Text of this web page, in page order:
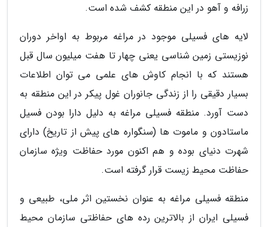
زرافه و آهو در این منطقه کشف شده است.
لایه های فسیلی موجود در مراغه مربوط به اواخر دوران
نوزیستی زمین شناسی یعنی چهار تا هفت میلیون سال قبل
هستند که با انجام کاوش های علمی می توان اطلاعات
بسیار دقیقی را از زندگی جانوران غول پیکر در این منطقه به
دست آورد. منطقه فسیلی مراغه به دلیل دارا بودن فسیل
ماستادون و ماموت ها (سنگواره های پیش از تاریخ) دارای
شهرت دنیای بوده و هم اکنون مورد حفاظت ویژه سازمان
حفاظت محیط زیست قرار گرفته است.
منطقه فسیلی مراغه به عنوان نخستین اثر ملی، طبیعی و
فسیلی ایران از بالاترین رده های حفاظتی سازمان محیط